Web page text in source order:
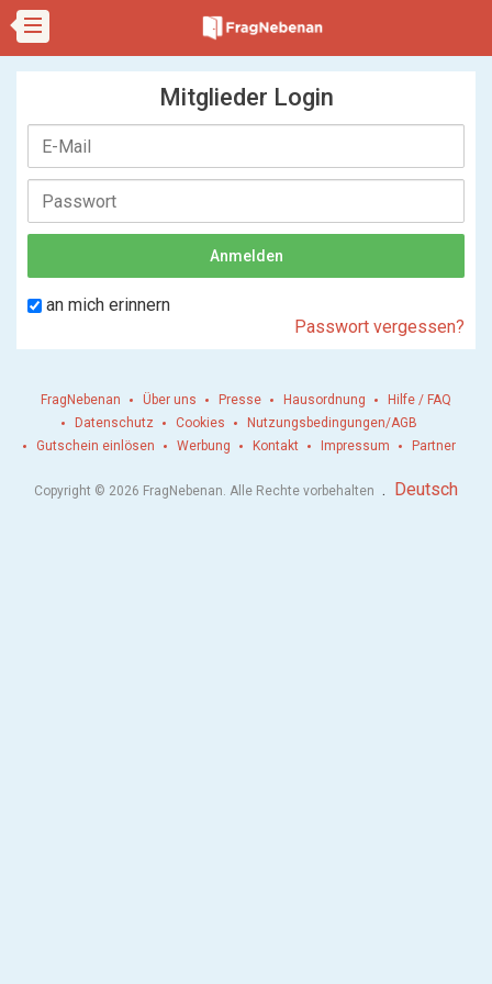
Mitglieder Login
an mich erinnern
Passwort vergessen?
FragNebenan Über uns Presse Hausordnung
Hilfe / FAQ
Datenschutz
Cookies
Nutzungsbedingungen/AGB
Gutschein einlösen
Werbung Kontakt Impressum Partner
Copyright © 2026 FragNebenan. Alle Rechte vorbehalten . Deutsch